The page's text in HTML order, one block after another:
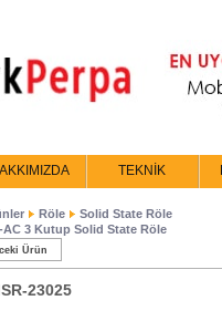
TEKNİK
Röle
Solid State Röle
AC 3 Kutup Solid State Röle
Ürün
23025